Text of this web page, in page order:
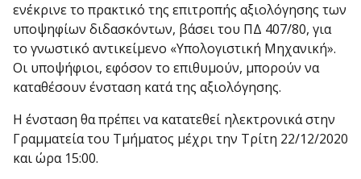
ενέκρινε το πρακτικό της επιτροπής αξιολόγησης των
υποψηφίων διδασκόντων, βάσει του ΠΔ 407/80, για
το γνωστικό αντικείμενο «Υπολογιστική Μηχανική».
Οι υποψήφιοι, εφόσον το επιθυμούν, μπορούν να
καταθέσουν ένσταση κατά της αξιολόγησης.
Η ένσταση θα πρέπει να κατατεθεί ηλεκτρονικά στην
Γραμματεία του Τμήματος μέχρι την Τρίτη 22/12/2020
και ώρα 15:00.